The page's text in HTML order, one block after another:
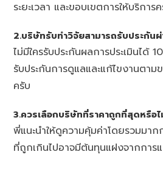
ระยะเวลา และขอบเขตการให้บริการ
2.บริษัทรับทำวิจัยสามารถรับประกัน
ไม่มีใครรับประกันผลการประเมินได้
รับประกันการดูแลและแก้ไขงานตา
ครับ
3.ควรเลือกบริษัทที่ราคาถูกที่สุดหรือไ
พี่แนะนำให้ดูความคุ้มค่าโดยรวมมาก
ที่ถูกเกินไปอาจมีต้นทุนแฝงจากการ